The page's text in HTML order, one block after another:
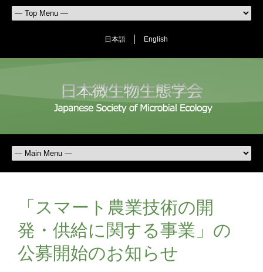
日本語 English
「スマート農業技術の開
発・供給に関する事業」の
公募開始のお知らせ